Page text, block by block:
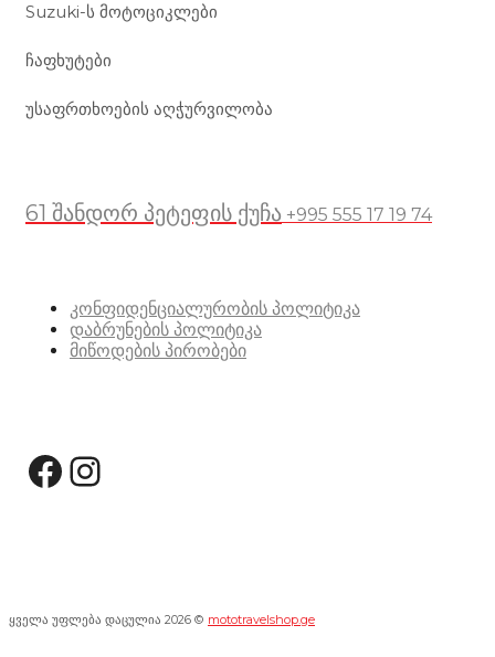
Suzuki-ს მოტოციკლები
ჩაფხუტები
უსაფრთხოების აღჭურვილობა
61 შანდორ პეტეფის ქუჩა +995 555 17 19 74
კონფიდენციალურობის პოლიტიკა
დაბრუნების პოლიტიკა
მიწოდების პირობები
Facebook
Instagram
ყველა უფლება დაცულია 2026 © mototravelshop.ge